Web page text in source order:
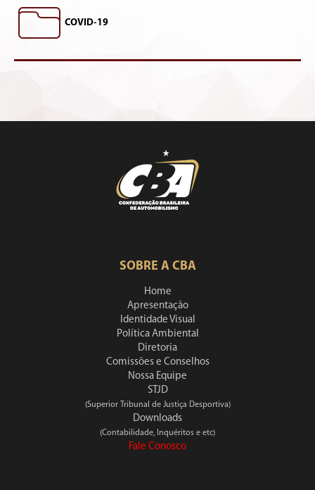
COVID-19
SOBRE A CBA
Home
Apresentação
Identidade Visual
Política Ambiental
Diretoria
Comissões e Conselhos
Nossa Equipe
STJD
(Superior Tribunal de Justiça Desportiva)
Downloads
(Contabilidade, Inquéritos e etc)
Fale Conosco